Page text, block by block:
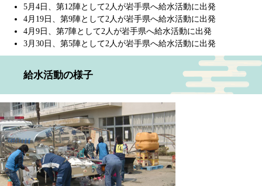
5月4日、第12陣として2人が岩手県へ給水活動に出発
4月19日、第9陣として2人が岩手県へ給水活動に出発
4月9日、第7陣として2人が岩手県へ給水活動に出発
3月30日、第5陣として2人が岩手県へ給水活動に出発
給水活動の様子